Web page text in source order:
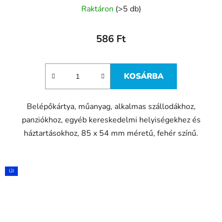
Raktáron (>5 db)
586 Ft
KOSÁRBA
Belépőkártya, műanyag, alkalmas szállodákhoz,
panziókhoz, egyéb kereskedelmi helyiségekhez és
háztartásokhoz, 85 x 54 mm méretű, fehér színű.
ÚJ